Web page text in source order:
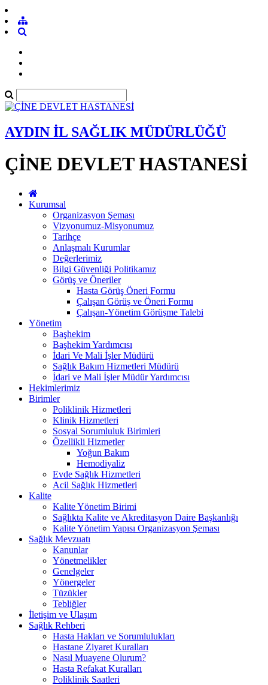
AYDIN İL SAĞLIK MÜDÜRLÜĞÜ
ÇİNE DEVLET HASTANESİ
Kurumsal
Organizasyon Şeması
Vizyonumuz-Misyonumuz
Tarihçe
Anlaşmalı Kurumlar
Değerlerimiz
Bilgi Güvenliği Politikamız
Görüş ve Öneriler
Hasta Görüş Öneri Formu
Çalışan Görüş ve Öneri Formu
Çalışan-Yönetim Görüşme Talebi
Yönetim
Başhekim
Başhekim Yardımcısı
İdari Ve Mali İşler Müdürü
Sağlık Bakım Hizmetleri Müdürü
İdari ve Mali İşler Müdür Yardımcısı
Hekimlerimiz
Birimler
Poliklinik Hizmetleri
Klinik Hizmetleri
Sosyal Sorumluluk Birimleri
Özellikli Hizmetler
Yoğun Bakım
Hemodiyaliz
Evde Sağlık Hizmetleri
Acil Sağlık Hizmetleri
Kalite
Kalite Yönetim Birimi
Sağlıkta Kalite ve Akreditasyon Daire Başkanlığı
Kalite Yönetim Yapısı Organizasyon Şeması
Sağlık Mevzuatı
Kanunlar
Yönetmelikler
Genelgeler
Yönergeler
Tüzükler
Tebliğler
İletişim ve Ulaşım
Sağlık Rehberi
Hasta Hakları ve Sorumlulukları
Hastane Ziyaret Kuralları
Nasıl Muayene Olurum?
Hasta Refakat Kuralları
Poliklinik Saatleri